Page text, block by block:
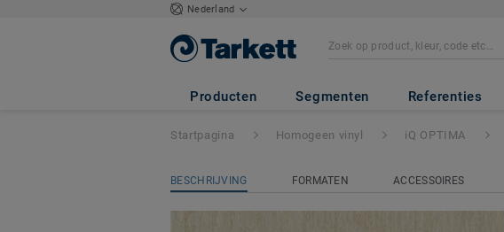
Nederland
Producten Segmenten Referenties
iQ OPTIMA - Optima
Startpagina Homogeen vinyl iQ OPTIMA
BESCHRIJVING FORMATEN ACCESSOIRES